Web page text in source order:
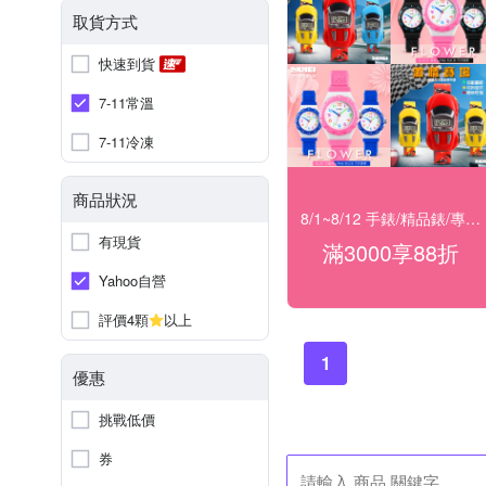
取貨方式
快速到貨
7-11常溫
7-11冷凍
商品狀況
有現貨
Yahoo自營
評價4顆
以上
優惠
挑戰低價
券
8/1~8/12 手錶/精品錶/專櫃飾品 指定商品滿$3000享88折
滿3000享88折
1